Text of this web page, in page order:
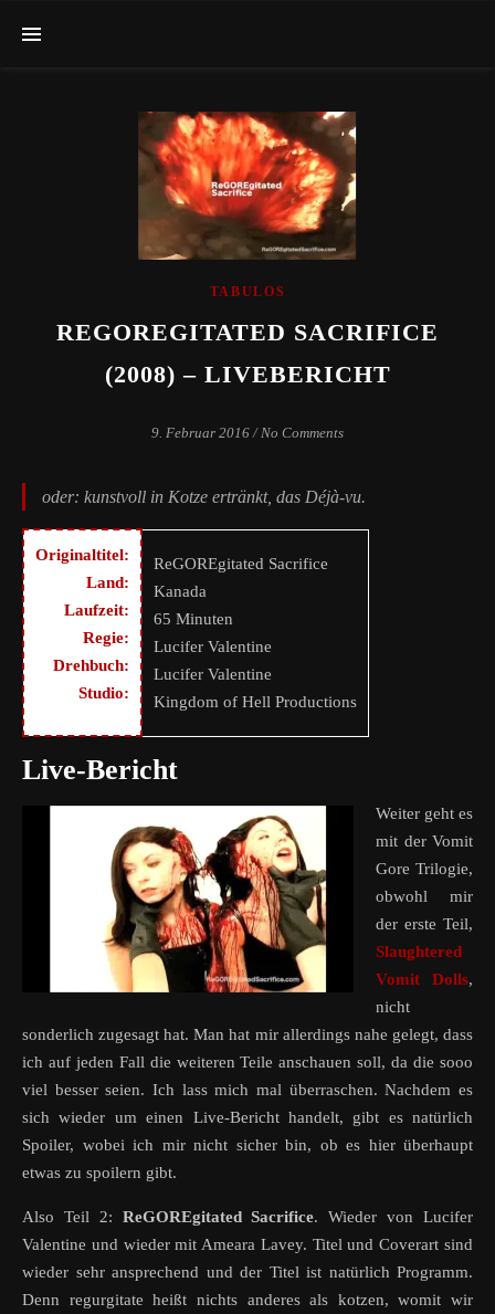
TABULOS
REGOREGITATED SACRIFICE
(2008) – LIVEBERICHT
9. Februar 2016 / No Comments
oder: kunstvoll in Kotze ertränkt, das Déjà-vu.
Originaltitel:
Land:
Laufzeit:
Regie:
Drehbuch:
Studio:
ReGOREgitated Sacrifice
Kanada
65 Minuten
Lucifer Valentine
Lucifer Valentine
Kingdom of Hell Productions
Live-Bericht
Weiter geht es
mit der Vomit
Gore Trilogie,
obwohl mir
der erste Teil,
Slaughtered
Vomit Dolls,
nicht
sonderlich zugesagt hat. Man hat mir allerdings nahe gelegt, dass
ich auf jeden Fall die weiteren Teile anschauen soll, da die sooo
viel besser seien. Ich lass mich mal überraschen. Nachdem es
sich wieder um einen Live-Bericht handelt, gibt es natürlich
Spoiler, wobei ich mir nicht sicher bin, ob es hier überhaupt
etwas zu spoilern gibt.
Also Teil 2: ReGOREgitated Sacrifice. Wieder von Lucifer
Valentine und wieder mit Ameara Lavey. Titel und Coverart sind
wieder sehr ansprechend und der Titel ist natürlich Programm.
Denn regurgitate heißt nichts anderes als kotzen, womit wir